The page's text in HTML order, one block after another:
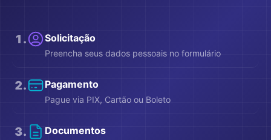
1 . Solicitação
Preencha seus dados pessoais no formulário
2. Pagamento
Pague via PIX, Cartão ou Boleto
3. Documentos